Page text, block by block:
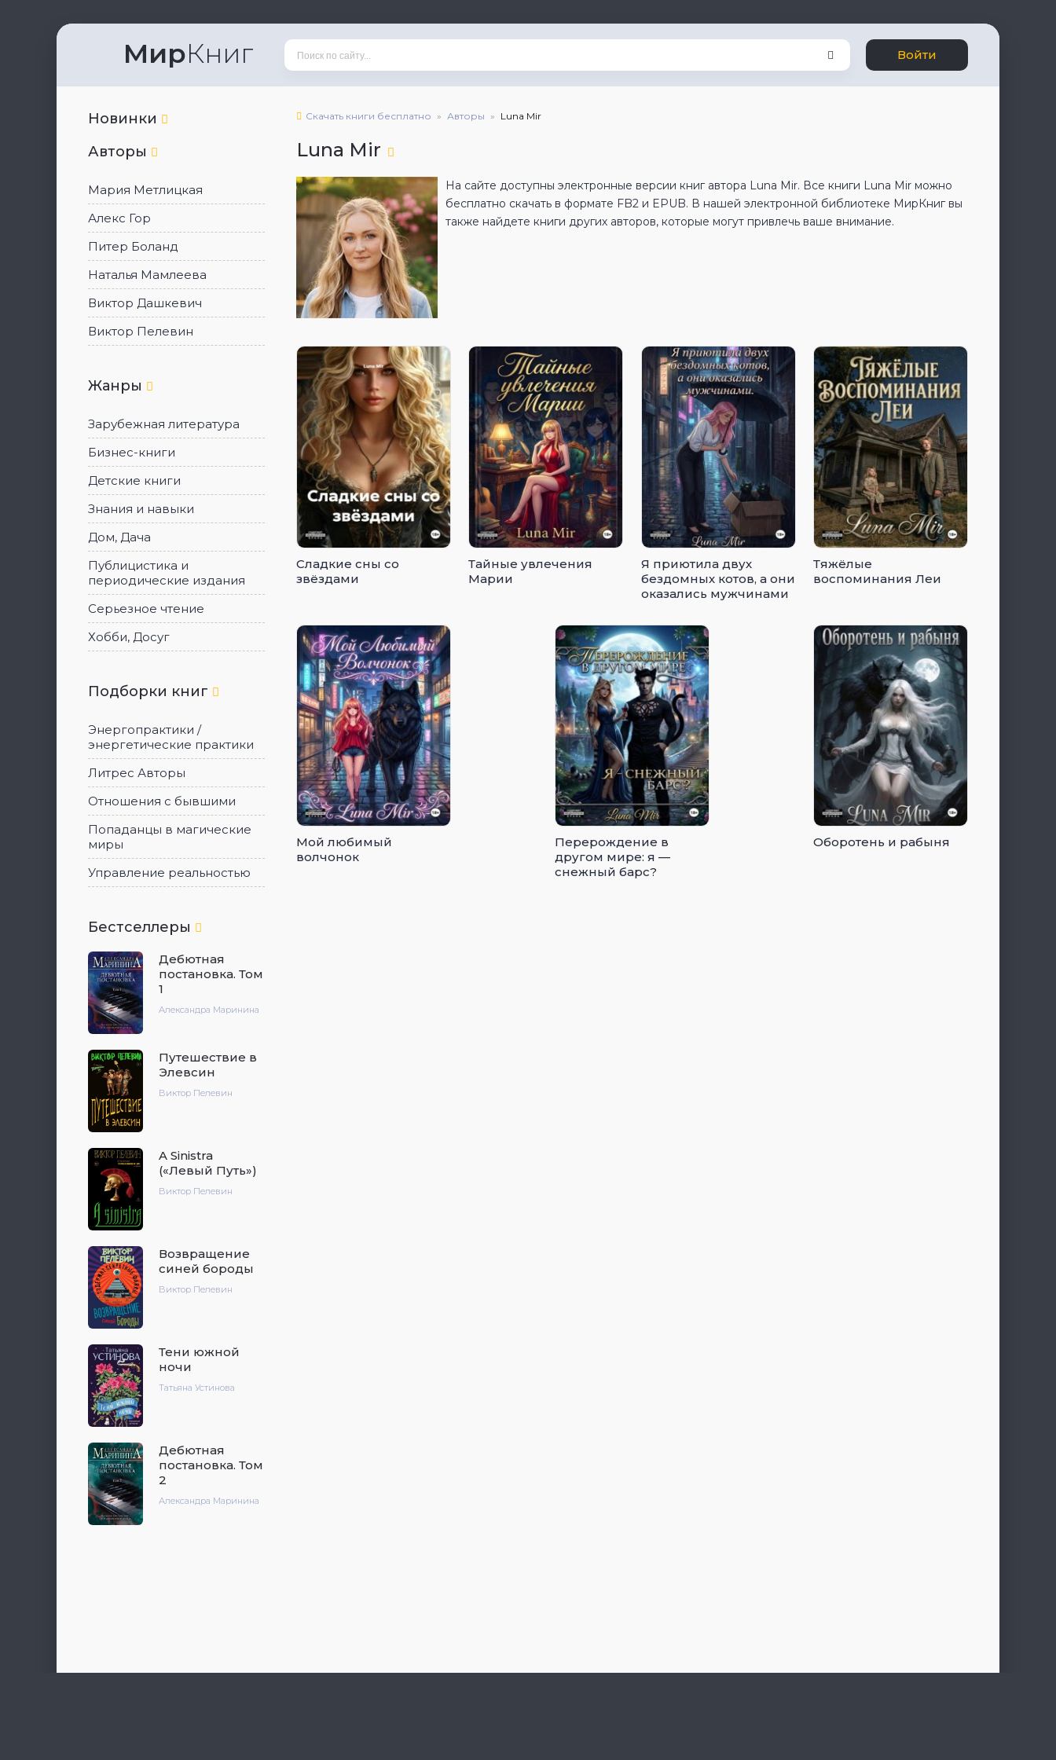
МирКниг Войти
Новинки
Авторы
Мария Метлицкая
Алекс Гор
Питер Боланд
Наталья Мамлеева
Виктор Дашкевич
Виктор Пелевин
Жанры
Зарубежная литература
Бизнес-книги
Детские книги
Знания и навыки
Дом, Дача
Публицистика и
периодические издания
Серьезное чтение
Хобби, Досуг
Подборки книг
Энергопрактики /
энергетические практики
Литрес Авторы
Отношения с бывшими
Попаданцы в магические
миры
Управление реальностью
Бестселлеры
Дебютная
постановка. Том
1
Александра Маринина
Путешествие в
Элевсин
Виктор Пелевин
A Sinistra
(«Левый Путь»)
Виктор Пелевин
Возвращение
синей бороды
Виктор Пелевин
Тени южной
ночи
Татьяна Устинова
Дебютная
постановка. Том
2
Александра Маринина
Скачать книги бесплатно Авторы Luna Mir
Luna Mir
На сайте доступны электронные версии книг автора Luna Mir. Все книги Luna Mir можно
бесплатно скачать в формате FB2 и EPUB. В нашей электронной библиотеке МирКниг вы
также найдете книги других авторов, которые могут привлечь ваше внимание.
Сладкие сны со
звёздами
Тайные увлечения
Марии
Я приютила двух
бездомных котов, а они
оказались мужчинами
Тяжёлые
воспоминания Леи
Мой любимый
волчонок
Перерождение в
другом мире: я —
снежный барс?
Оборотень и рабыня